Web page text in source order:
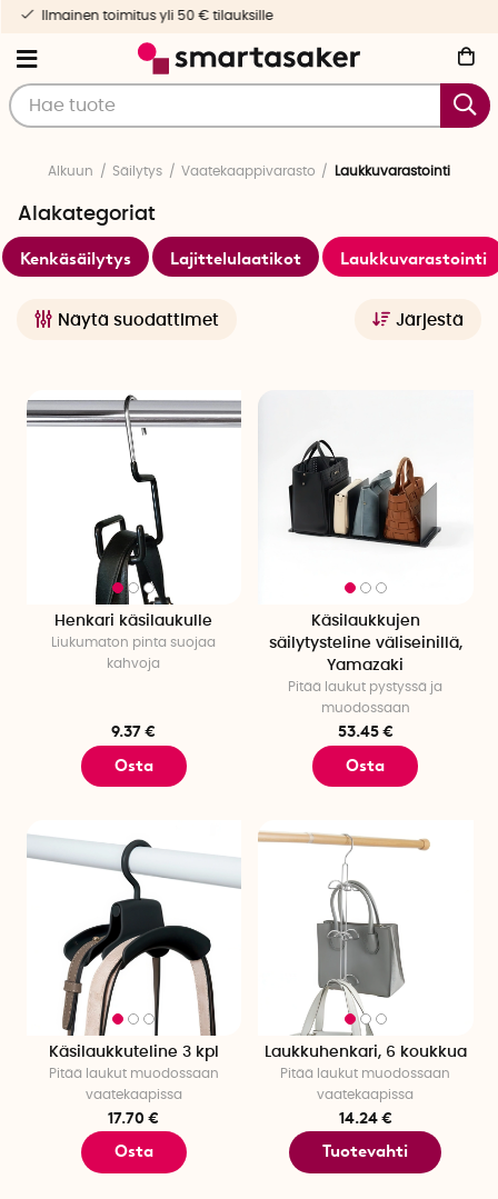
Nopea toimitus & yksilöllinen palvelu
Alkuun Säilytys Vaatekaappivarasto Laukkuvarastointi
Näytä suodattimet Järjestä
Alakategoriat
Kenkäsäilytys Lajittelulaatikot Laukkuvarastointi
Henkari käsilaukulle
Liukumaton pinta suojaa
kahvoja
9.37 €
Osta
Käsilaukkujen
säilytysteline väliseinillä,
Yamazaki
Pitää laukut pystyssä ja
muodossaan
53.45 €
Osta
Käsilaukkuteline 3 kpl
Pitää laukut muodossaan
vaatekaapissa
17.70 €
Osta
Laukkuhenkari, 6 koukkua
Pitää laukut muodossaan
vaatekaapissa
14.24 €
Tuotevahti